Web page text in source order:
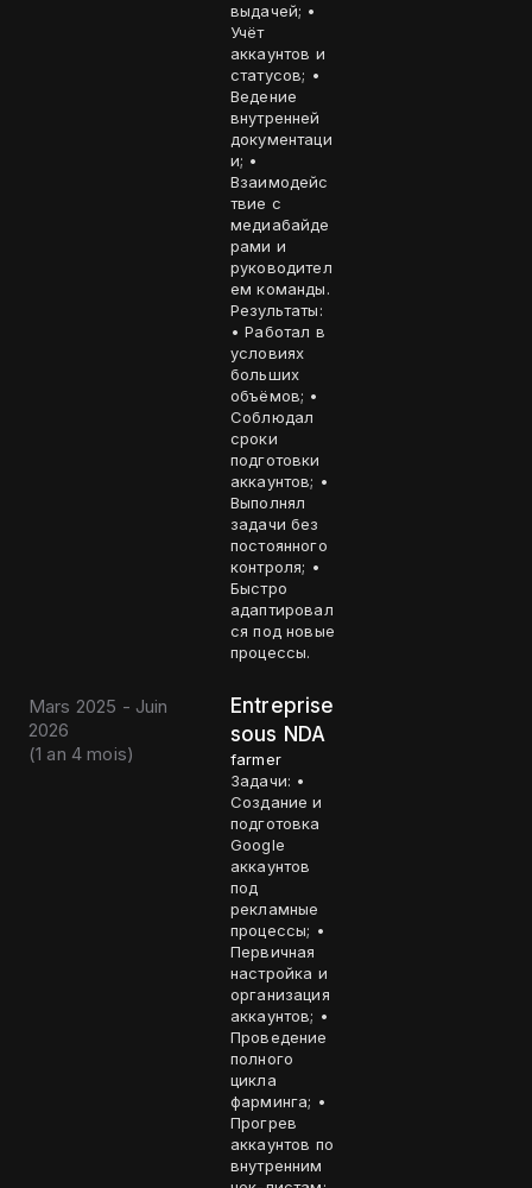
выдачей; •
Учёт
аккаунтов и
статусов; •
Ведение
внутренней
документаци
и; •
Взаимодейс
твие с
медиабайде
рами и
руководител
ем команды.
Результаты:
• Работал в
условиях
больших
объёмов; •
Соблюдал
сроки
подготовки
аккаунтов; •
Выполнял
задачи без
постоянного
контроля; •
Быстро
адаптировал
ся под новые
процессы.
Mars 2025 - Juin
2026
(1 an 4 mois)
Entreprise
sous NDA
farmer
Задачи: •
Создание и
подготовка
Google
аккаунтов
под
рекламные
процессы; •
Первичная
настройка и
организация
аккаунтов; •
Проведение
полного
цикла
фарминга; •
Прогрев
аккаунтов по
внутренним